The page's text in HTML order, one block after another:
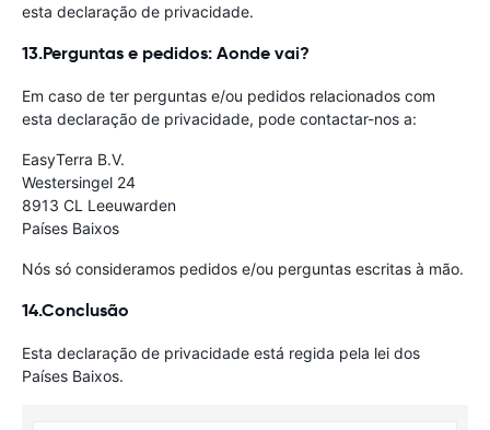
esta declaração de privacidade.
13.Perguntas e pedidos: Aonde vai?
Em caso de ter perguntas e/ou pedidos relacionados com
esta declaração de privacidade, pode contactar-nos a:
EasyTerra B.V.
Westersingel 24
8913 CL Leeuwarden
Países Baixos
Nós só consideramos pedidos e/ou perguntas escritas à mão.
14.Conclusão
Esta declaração de privacidade está regida pela lei dos
Países Baixos.